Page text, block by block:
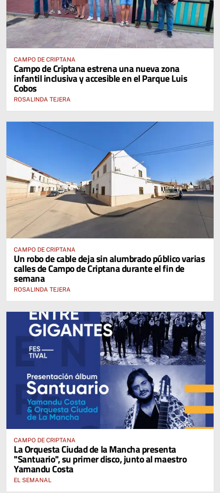
CAMPO DE CRIPTANA
Campo de Criptana estrena una nueva zona
infantil inclusiva y accesible en el Parque Luis
Cobos
ROSALINDA TEJERA
CAMPO DE CRIPTANA
Un robo de cable deja sin alumbrado público varias
calles de Campo de Criptana durante el fin de
semana
ROSALINDA TEJERA
CAMPO DE CRIPTANA
La Orquesta Ciudad de la Mancha presenta
"Santuario", su primer disco, junto al maestro
Yamandu Costa
EL SEMANAL